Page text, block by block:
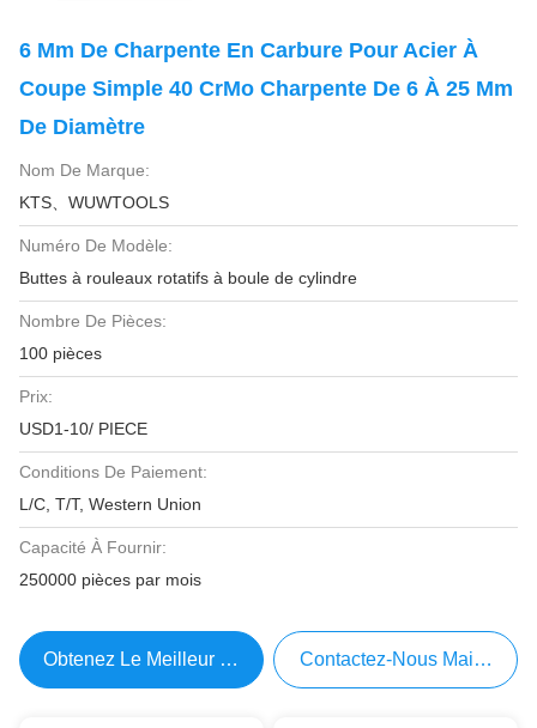
6 Mm De Charpente En Carbure Pour Acier À
Coupe Simple 40 CrMo Charpente De 6 À 25 Mm
De Diamètre
Nom De Marque:
KTS、WUWTOOLS
Numéro De Modèle:
Buttes à rouleaux rotatifs à boule de cylindre
Nombre De Pièces:
100 pièces
Prix:
USD1-10/ PIECE
Conditions De Paiement:
L/C, T/T, Western Union
Capacité À Fournir:
250000 pièces par mois
Obtenez Le Meilleur Prix Contactez-Nous Maintenant